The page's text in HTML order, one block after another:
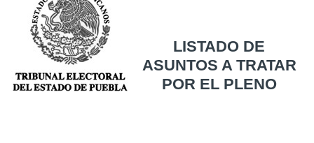
LISTADO DE
ASUNTOS A TRATAR
POR EL PLENO